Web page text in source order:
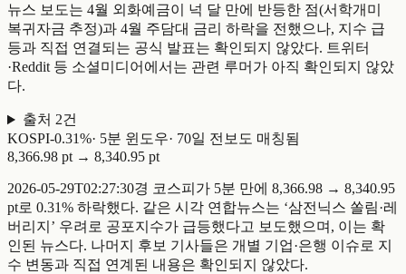
뉴스 보도는 4월 외화예금이 넉 달 만에 반등한 점(서학개미
복귀자금 추정)과 4월 주담대 금리 하락을 전했으나, 지수 급
등과 직접 연결되는 공식 발표는 확인되지 않았다. 트위터
·Reddit 등 소셜미디어에서는 관련 루머가 아직 확인되지 않았
다.
출처 2건
KOSPI-0.31%· 5분 윈도우· 70일 전 보도 매칭됨
8,366.98 pt → 8,340.95 pt
2026-05-29T02:27:30경 코스피가 5분 만에 8,366.98 → 8,340.95
pt로 0.31% 하락했다. 같은 시각 연합뉴스는 ‘삼전닉스 쏠림·레
버리지’ 우려로 공포지수가 급등했다고 보도했으며, 이는 확
인된 뉴스다. 나머지 후보 기사들은 개별 기업·은행 이슈로 지
수 변동과 직접 연계된 내용은 확인되지 않았다.